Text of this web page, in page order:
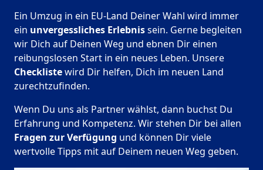
Ein Umzug in ein EU-Land Deiner Wahl wird immer
ein unvergessliches Erlebnissein. Gerne begleiten
wir Dich auf Deinen Weg und ebnen Dir einen
reibungslosen Start in ein neues Leben. Unsere
Checklistewird Dir helfen, Dich im neuen Land
zurechtzufinden.
Wenn Du uns als Partner wählst, dann buchst Du
Erfahrung und Kompetenz. Wir stehen Dir bei allen
Fragen zur Verfügung und können Dir viele
wertvolle Tipps mit auf Deinem neuen Weg geben.